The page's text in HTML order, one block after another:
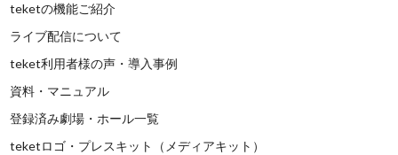
teketの機能ご紹介
ライブ配信について
teket利用者様の声・導入事例
資料・マニュアル
登録済み劇場・ホール一覧
teketロゴ・プレスキット（メディアキット）